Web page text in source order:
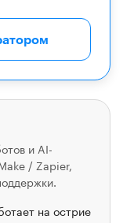
и AI-
/ Zapier,
на острие